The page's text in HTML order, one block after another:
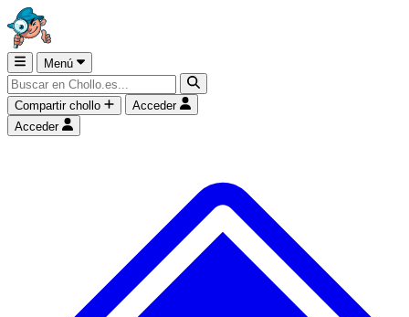
Menú
Compartir chollo
Acceder
Acceder